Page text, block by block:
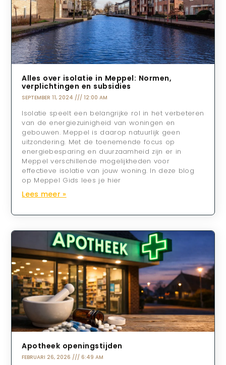
Alles over isolatie in Meppel: Normen,
verplichtingen en subsidies
SEPTEMBER 11, 2024 12:00 AM
Isolatie speelt een belangrijke rol in het verbeteren
van de energiezuinigheid van woningen en
gebouwen. Meppel is daarop natuurlijk geen
uitzondering. Met de toenemende focus op
energiebesparing en duurzaamheid zijn er in
Meppel verschillende mogelijkheden voor
effectieve isolatie van jouw woning. In deze blog
op Meppel Gids lees je hier
Lees meer »
Apotheek openingstijden
FEBRUARI 26, 2026 6:49 AM